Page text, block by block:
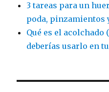
3 tareas para un
poda, pinzamientos
Qué es el acolchado
deberías usarlo en